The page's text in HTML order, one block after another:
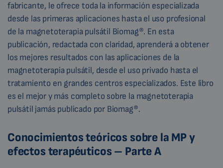
fabricante, le ofrece toda la información especializada
desde las primeras aplicaciones hasta el uso profesional
de la magnetoterapia pulsátil Biomag®. En esta
publicación, redactada con claridad, aprenderá a obtener
los mejores resultados con las aplicaciones de la
magnetoterapia pulsátil, desde el uso privado hasta el
tratamiento en grandes centros especializados. Este libro
es el mejor y más completo sobre la magnetoterapia
pulsátil jamás publicado por Biomag®.
Conocimientos teóricos sobre la MP y
efectos terapéuticos – Parte A